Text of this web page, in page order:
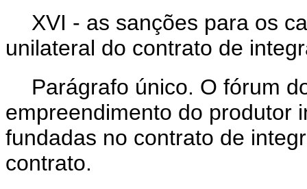
XVI - as sanções para os
unilateral do contrato de
Parágrafo único. O fórum
empreendimento do produtor
fundadas no contrato de
contrato.